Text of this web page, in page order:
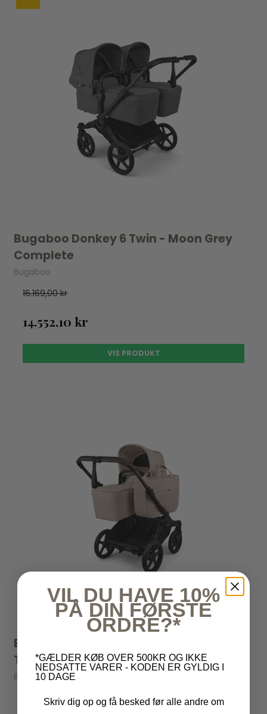
Bugaboo Donkey 6 Twin - Moon Grey
Complete
Bugaboo
16.169,00 kr
14.552,10 kr
VIS PRODUKT
Bugaboo Donkey 6 Mono - Desert
Taupe Melange Complete
Bugaboo
11.699,00 kr
VIL DU HAVE 10%
PÅ DIN FØRSTE
ORDRE?*
*GÆLDER KØB OVER 500KR OG IKKE
NEDSATTE VARER - KODEN ER GYLDIG I
10 DAGE
Skriv dig op og få besked før alle andre om